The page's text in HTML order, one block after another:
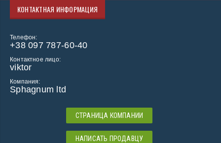
КОНТАКТНАЯ ИНФОРМАЦИЯ
Телефон:
+38 097 787-60-40
Контактное лицо:
viktor
Компания:
Sphagnum ltd
СТРАНИЦА КОМПАНИИ
НАПИСАТЬ ПРОДАВЦУ